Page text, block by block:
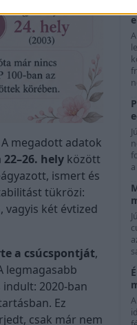
A megadott adatok
22–26. hely között
ismert és
tükrözi:
vagyis két évtized
a csúcspontját,
legmagasabb
2020-ban
Ez
csak már nem